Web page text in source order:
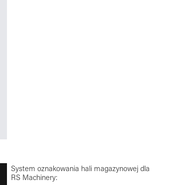
System ​​​​​​oznakowania hali magazynowej dla
RS Machinery: